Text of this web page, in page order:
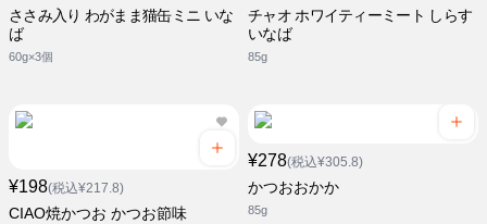
ささみ入り わがまま猫缶ミニ いな
ば
60g×3個
チャオ ホワイティーミート しらす
いなば
85g
¥198(税込¥217.8)
CIAO焼かつお かつお節味
¥278(税込¥305.8)
かつおおかか
85g